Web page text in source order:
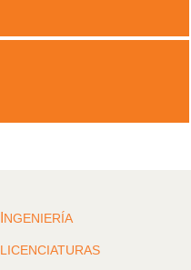
NGENIERÍA
LICENCIATURAS